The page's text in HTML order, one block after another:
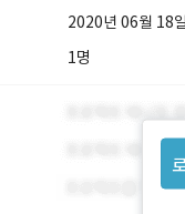
2020년 06월 18일
1명